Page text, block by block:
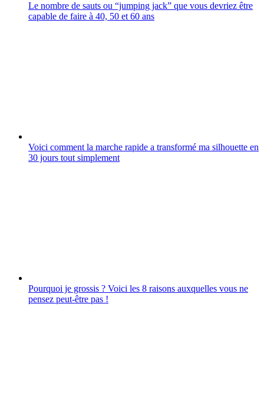
Le nombre de sauts ou “jumping jack” que vous devriez être
capable de faire à 40, 50 et 60 ans
Voici comment la marche rapide a transformé ma silhouette en
30 jours tout simplement
Pourquoi je grossis ? Voici les 8 raisons auxquelles vous ne
pensez peut-être pas !